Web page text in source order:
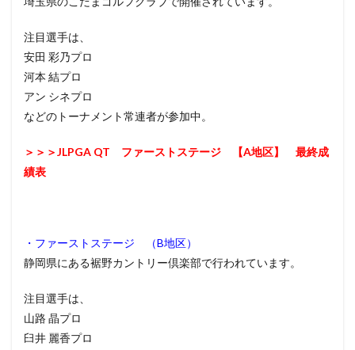
注目選手は、
安田 彩乃プロ
河本 結プロ
アン シネプロ
などのトーナメント常連者が参加中。
＞＞＞JLPGA QT ファーストステージ 【A地区】 最終成
績表
・ファーストステージ （B地区）
静岡県にある裾野カントリー倶楽部で行われています。
注目選手は、
山路 晶プロ
臼井 麗香プロ